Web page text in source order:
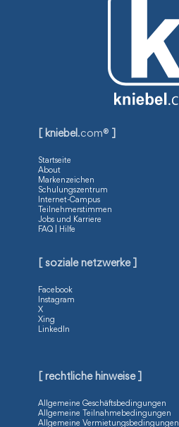
[ kniebel .com®
Startseite
About
Markenzeichen
Schulungszentrum
Internet-Campus
Teilnehmerstimmen
Jobs und Karriere
FAQ | Hilfe
[ soziale netzwerke ]
Facebook
Instagram
X
Xing
LinkedIn
[ rechtliche hinweise ]
Allgemeine Geschäftsbedingungen
Allgemeine Teilnahmebedingungen
Allgemeine Vermietungsbedingungen